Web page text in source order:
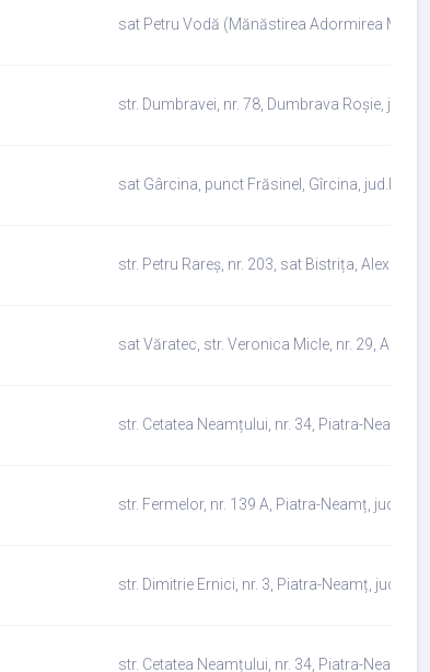
sat Petru Vodă (Mănăstirea Adormirea
str. Dumbravei, nr. 78, Dumbrava Roșie,
sat Gârcina, punct Frăsinel, Gîrcina,
str. Petru Rareș, nr. 203, sat Bistrița,
sat Văratec, str. Veronica Micle, nr. 29,
str. Cetatea Neamțului, nr. 34, Piatra-Neamț,
str. Fermelor, nr. 139 A, Piatra-Neamț,
str. Dimitrie Ernici, nr. 3, Piatra-Neamț,
str. Cetatea Neamțului, nr. 34, Piatra-Neamț,